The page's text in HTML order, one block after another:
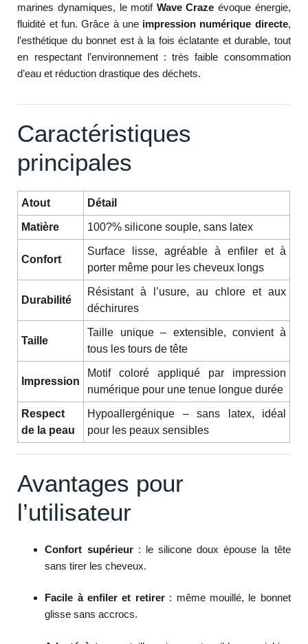
marines dynamiques, le motif Wave Craze évoque énergie,
fluidité et fun. Grâce à une impression numérique directe,
l’esthétique du bonnet est à la fois éclatante et durable, tout
en respectant l’environnement : très faible consommation
d’eau et réduction drastique des déchets.
Caractéristiques
principales
Atout Détail
Matière 100?% silicone souple, sans latex
Confort
Surface lisse, agréable à enfiler et à
porter même pour les cheveux longs
Durabilité
Résistant à l’usure, au chlore et aux
déchirures
Taille
Taille unique – extensible, convient à
tous les tours de tête
Impression
Motif coloré appliqué par impression
numérique pour une tenue longue durée
Respect
de la peau
Hypoallergénique – sans latex, idéal
pour les peaux sensibles
Avantages pour
l’utilisateur
Confort supérieur: le silicone doux épouse la tête
sans tirer les cheveux.
Facile à enfiler et retirer: même mouillé, le bonnet
glisse sans accrocs.